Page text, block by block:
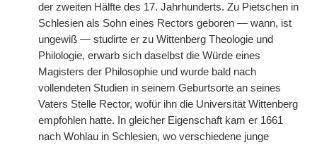
der zweiten Hälfte des 17. Jahrhunderts. Zu Pietschen in
Schlesien als Sohn eines Rectors geboren — wann, ist
ungewiß — studirte er zu Wittenberg Theologie und
Philologie, erwarb sich daselbst die Würde eines
Magisters der Philosophie und wurde bald nach
vollendeten Studien in seinem Geburtsorte an seines
Vaters Stelle Rector, wofür ihn die Universität Wittenberg
empfohlen hatte. In gleicher Eigenschaft kam er 1661
nach Wohlau in Schlesien, wo verschiedene junge